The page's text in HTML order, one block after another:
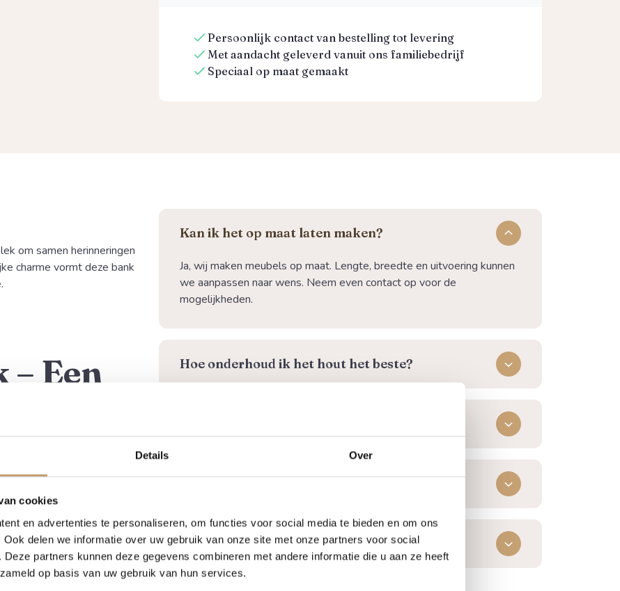
Details Over
cookies
en advertenties te personaliseren, om functies voor social media te bieden en om ons
delen we informatie over uw gebruik van onze site met onze partners voor social
partners kunnen deze gegevens combineren met andere informatie die u aan ze heeft
op basis van uw gebruik van hun services.
Persoonlijk contact van bestelling tot levering
Met aandacht geleverd vanuit ons familiebedrijf
Speciaal op maat gemaakt
om samen herinneringen
charme vormt deze bank
Een
Een eikenhouten
Dankzij het gebruik van
Kan ik het op maat laten maken?
Ja, wij maken meubels op maat. Lengte, breedte en uitvoering kunnen
we aanpassen naar wens. Neem even contact op voor de
mogelijkheden.
⁠Hoe onderhoud ik het hout het beste?
Moet er iemand aanwezig zijn bij levering?